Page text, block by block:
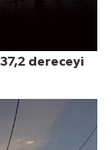
37,2 dereceyi